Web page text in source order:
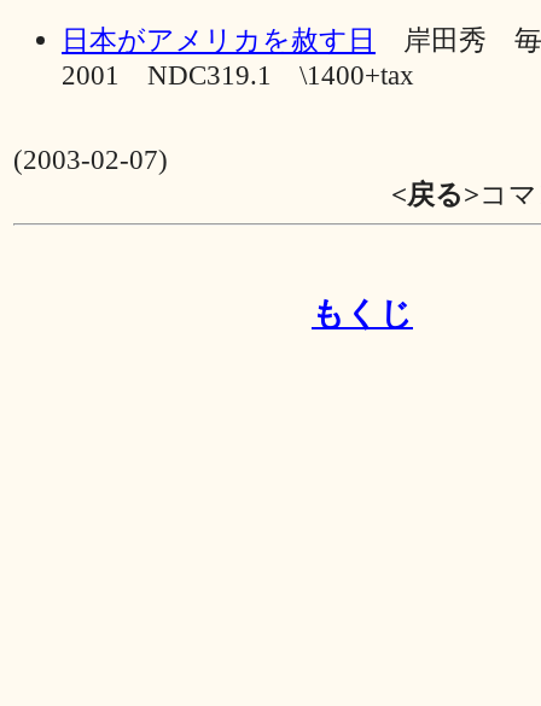
日本がアメリカを赦す日
岸田秀
2001 NDC319.1 \1400+tax
(2003-02-07)
<戻る>コ
もくじ